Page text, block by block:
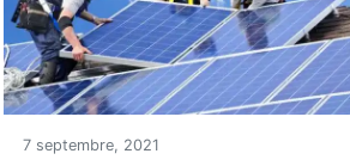
7 septembre, 2021